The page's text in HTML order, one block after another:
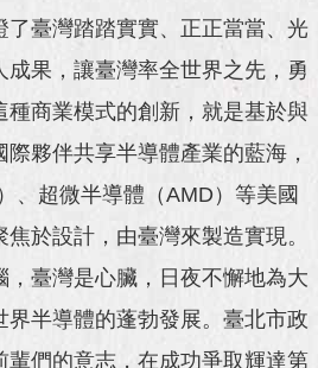
了臺灣踏踏實實、正正當當、光
成果，讓臺灣率全世界之先，勇
種商業模式的創新，就是基於與
夥伴共享半導體產業的藍海，
、超微半導體（AMD）等美國
於設計，由臺灣來製造實現。
，臺灣是心臟，日夜不懈地為大
界半導體的蓬勃發展。臺北市政
輩們的意志，在成功爭取輝達第